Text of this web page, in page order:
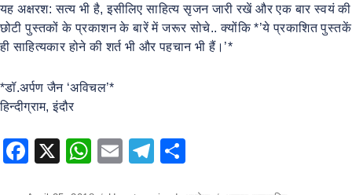
यह अक्षरश: सत्य भी है, इसीलिए साहित्य सृजन जारी रखें और एक बार स्वयं की
छोटी पुस्तकों के प्रकाशन के बारें में जरूर सोचे.. क्योंकि *’ये प्रकाशित पुस्तकें
ही साहित्यकार होने की शर्त भी और पहचान भी हैं।’*
*डॉ.अर्पण जैन ‘अविचल’*
हिन्दीग्राम, इंदौर
F
X
W
E
T